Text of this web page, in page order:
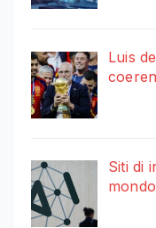
Luis
Siti di
mondo